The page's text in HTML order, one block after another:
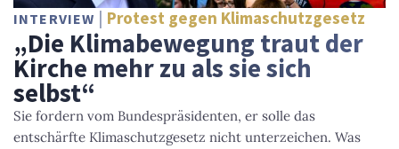
INTERVIEW Protest gegen Klimaschutzgesetz
„Die Klimabewegung traut der
Kirche mehr zu als sie sich
selbst“
Sie fordern vom Bundespräsidenten, er solle das
entschärfte Klimaschutzgesetz nicht unterzeichen. Was